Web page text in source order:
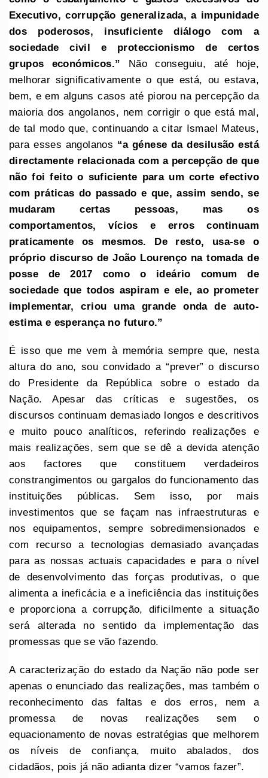
Executivo, corrupção generalizada, a impunidade
dos poderosos, insuficiente diálogo com a
sociedade civil e proteccionismo de certos
grupos económicos.” Não conseguiu, até hoje,
melhorar significativamente o que está, ou estava,
bem, e em alguns casos até piorou na percepção da
maioria dos angolanos, nem corrigir o que está mal,
de tal modo que, continuando a citar Ismael Mateus,
para esses angolanos “a génese da desilusão está
directamente relacionada com a percepção de que
não foi feito o suficiente para um corte efectivo
com práticas do passado e que, assim sendo, se
mudaram certas pessoas, mas os
comportamentos, vícios e erros continuam
praticamente os mesmos. De resto, usa-se o
próprio discurso de João Lourenço na tomada de
posse de 2017 como o ideário comum de
sociedade que todos aspiram e ele, ao prometer
implementar, criou uma grande onda de auto-
estima e esperança no futuro.”
É isso que me vem à memória sempre que, nesta
altura do ano, sou convidado a “prever” o discurso
do Presidente da República sobre o estado da
Nação. Apesar das críticas e sugestões, os
discursos continuam demasiado longos e descritivos
e muito pouco analíticos, referindo realizações e
mais realizações, sem que se dê a devida atenção
aos factores que constituem verdadeiros
constrangimentos ou gargalos do funcionamento das
instituições públicas. Sem isso, por mais
investimentos que se façam nas infraestruturas e
nos equipamentos, sempre sobredimensionados e
com recurso a tecnologias demasiado avançadas
para as nossas actuais capacidades e para o nível
de desenvolvimento das forças produtivas, o que
alimenta a ineficácia e a ineficiência das instituições
e proporciona a corrupção, dificilmente a situação
será alterada no sentido da implementação das
promessas que se vão fazendo.
A caracterização do estado da Nação não pode ser
apenas o enunciado das realizações, mas também o
reconhecimento das faltas e dos erros, nem a
promessa de novas realizações sem o
equacionamento de novas estratégias que melhorem
os níveis de confiança, muito abalados, dos
cidadãos, pois já não adianta dizer “vamos fazer”.